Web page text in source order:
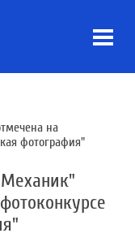
на
фотография"